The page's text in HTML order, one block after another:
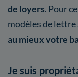
de loyers. Pour
modèles de
au mieux votre
Je suis